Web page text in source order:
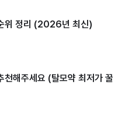
위 정리 (2026년 최신)
천해주세요 (탈모약 최저가 꿀